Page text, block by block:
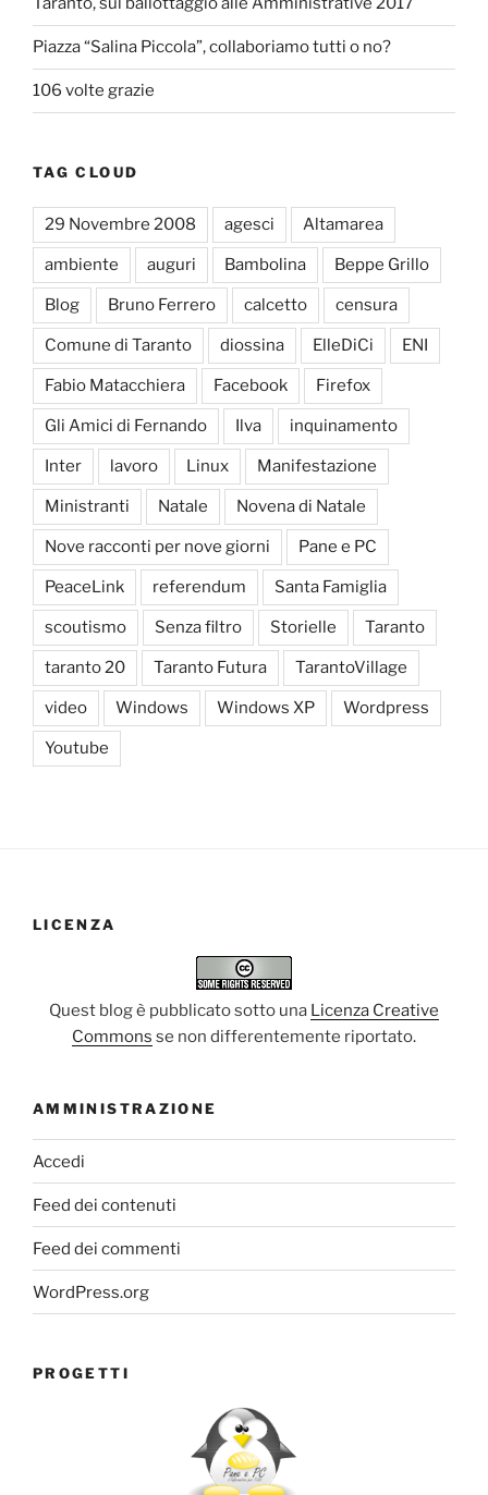
Piazza “Salina Piccola”, collaboriamo tutti o no?
106 volte grazie
TAG CLOUD
29 Novembre 2008 agesci Altamarea
ambiente auguri Bambolina Beppe Grillo
Blog Bruno Ferrero calcetto censura
Comune di Taranto diossina ElleDiCi ENI
Fabio Matacchiera Facebook Firefox
Gli Amici di Fernando Ilva inquinamento
Inter lavoro Linux Manifestazione
Ministranti Natale Novena di Natale
Nove racconti per nove giorni Pane e PC
PeaceLink referendum Santa Famiglia
scoutismo Senza filtro Storielle Taranto
taranto 20 Taranto Futura TarantoVillage
video Windows Windows XP Wordpress
Youtube
LICENZA
Quest blog è pubblicato sotto una Licenza Creative
Commons se non differentemente riportato.
AMMINISTRAZIONE
Accedi
Feed dei contenuti
Feed dei commenti
WordPress.org
PROGETTI